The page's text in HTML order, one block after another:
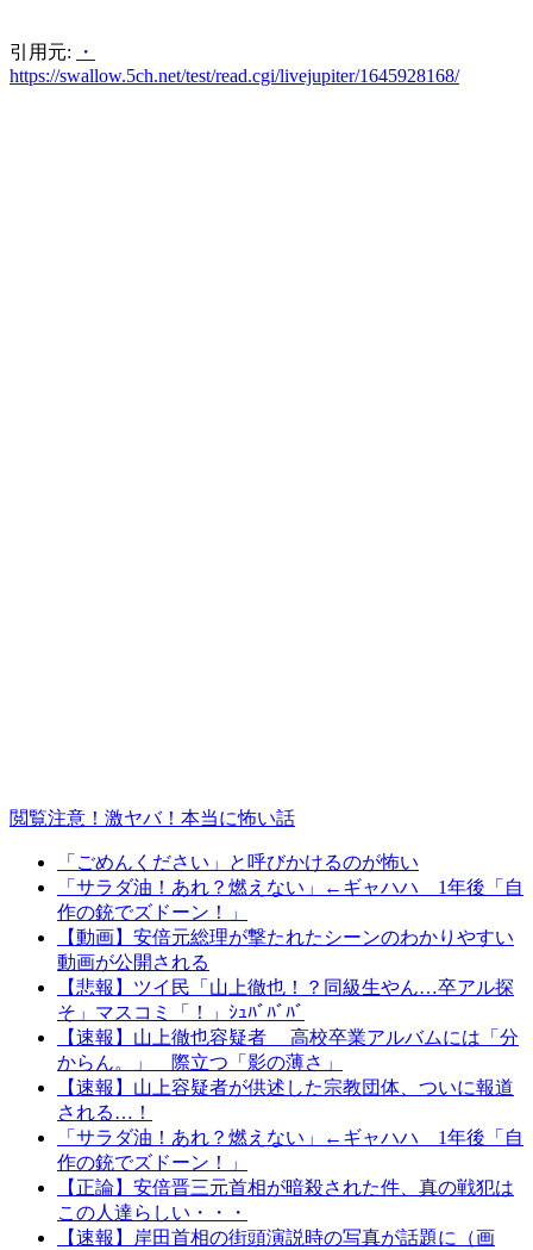
引用元:
・
https://swallow.5ch.net/test/read.cgi/livejupiter/1645928168/
閲覧注意！激ヤバ！本当に怖い話
「ごめんください」と呼びかけるのが怖い
「サラダ油！あれ？燃えない」←ギャハハ 1年後「自
作の銃でズドーン！」
【動画】安倍元総理が撃たれたシーンのわかりやすい
動画が公開される
【悲報】ツイ民「山上徹也！？同級生やん…卒アル探
そ」マスコミ「！」ｼｭﾊﾞﾊﾞﾊﾞ
【速報】山上徹也容疑者 高校卒業アルバムには「分
からん。」 際立つ「影の薄さ」
【速報】山上容疑者が供述した宗教団体、ついに報道
される…！
「サラダ油！あれ？燃えない」←ギャハハ 1年後「自
作の銃でズドーン！」
【正論】安倍晋三元首相が暗殺された件、真の戦犯は
この人達らしい・・・
【速報】岸田首相の街頭演説時の写真が話題に（画